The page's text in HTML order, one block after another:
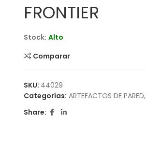
FRONTIER
Stock: Alto
Comparar
SKU: 44029
Categorías: ARTEFACTOS DE PARED,
Share: